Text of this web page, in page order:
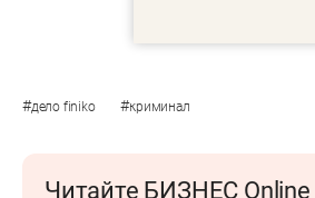
#дело finiko #криминал
Читайте БИЗНЕС Online